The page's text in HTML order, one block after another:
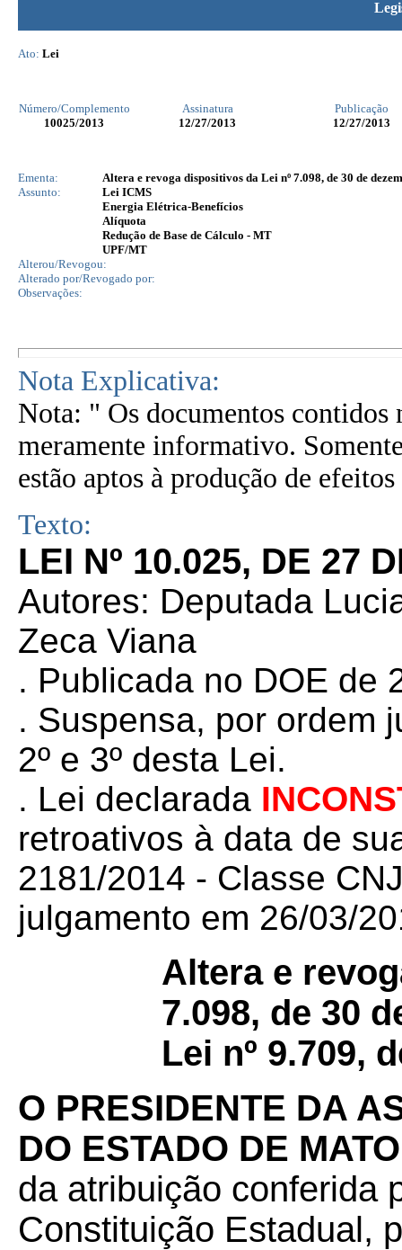
Ato: Lei
Número/Complemento Assinatura
Publicação
10025/2013 12/27/2013 12/27/2013
Ementa:
Altera e revoga dispositivos da Lei nº 7.098, de 30 de
Assunto:
Lei ICMS
Energia Elétrica-Benefícios
Alíquota
Redução de Base de Cálculo - MT
UPF/MT
Alterou/Revogou:
Alterado por/Revogado por:
Observações:
Nota Explicativa:
Nota: " Os documentos contidos
meramente informativo.
estão aptos à produção de
Texto:
LEI Nº 10.025, DE 27
Autores: Deputada
Zeca Viana
. Publicada no DOE de
. Suspensa, por ordem
2º e 3º desta Lei.
. Lei declarada
retroativos à data de
2181/2014 - Classe
julgamento em 26/03/
Altera e
7.098, de 30
Lei nº 9.709,
O PRESIDENTE DA
DO ESTADO DE
da atribuição conferida
Constituição Estadual,